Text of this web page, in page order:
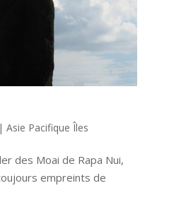
| Asie Pacifique Îles
des Moai de Rapa Nui,
empreints de